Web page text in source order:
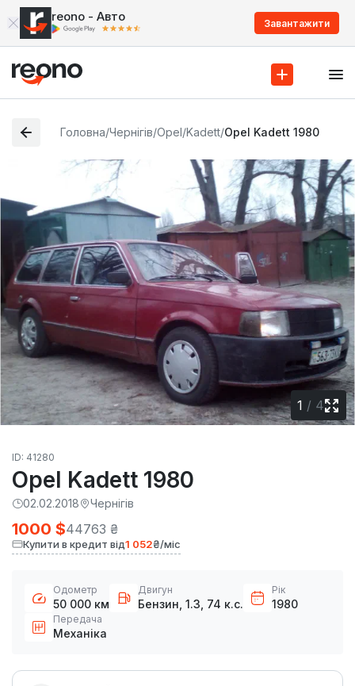
reono - Авто Завантажити
Головна/Чернігів/Opel/Kadett/Opel Kadett 1980
1 / 4
ID: 41280
Opel Kadett 1980
02.02.2018 Чернігів
1000 $44763 ₴
Купити в кредит від1 052₴/міс
Одометр
50 000 км
Двигун
Бензин, 1.3, 74 к.с.
Рік
1980
Передача
Механіка